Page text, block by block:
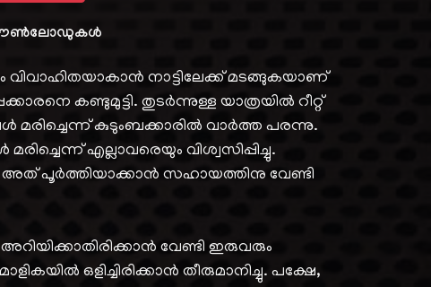
വിവാഹിതയാകാൻ നാട്ടിലേക്ക് മടങ്ങുകയാണ്
കണ്ടുമുട്ടി. തുടർന്നുള്ള യാത്രയിൽ റീറ്റ്
കുടുംബക്കാരിൽ വാർത്ത പരന്നു.
എല്ലാവരെയും വിശ്വസിപ്പിച്ചു.
പൂർത്തിയാക്കാൻ സഹായത്തിനു വേണ്ടി
അറിയിക്കാതിരിക്കാൻ വേണ്ടി ഇരുവരും
ഒളിച്ചിരിക്കാൻ തീരുമാനിച്ചു. പക്ഷേ,